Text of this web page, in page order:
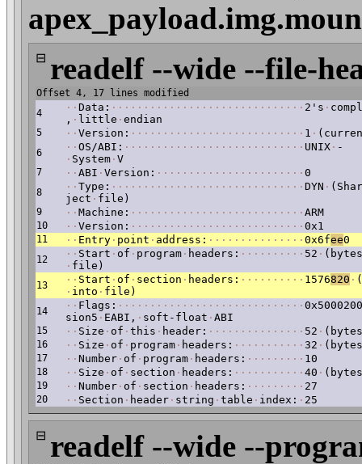
⊟ readelf --wide --file-
Offset 4, 17 lines modified
4
· · Data: · · · · · · · · · · · · · · · · · · · · · · · · · · · · · · 2's ·
, · little · endian
5 · · Version: · · · · · · · · · · · · · · · · · · · · · · · · · · · 1 ·
6 · · OS/ABI: · · · · · · · · · · · · · · · · · · · · · · · · · · · · UNIX · -
· System · V
7 · · ABI · Version: · · · · · · · · · · · · · · · · · · · · · · · 0
8 · · Type: · · · · · · · · · · · · · · · · · · · · · · · · · · · · · · DYN ·
ject · file)
9 · · Machine: · · · · · · · · · · · · · · · · · · · · · · · · · · · ARM
10 · · Version: · · · · · · · · · · · · · · · · · · · · · · · · · · · 0x1
11 · · Entry · point · address: · · · · · · · · · · · · · · · 0x6fee0
12 · · Start · of · program · headers: · · · · · · · · · · 52 · (bytes
· file)
13 · · Start · of · section · headers: · · · · · · · · · · 1576820 ·
· into · file)
14 · · Flags: · · · · · · · · · · · · · · · · · · · · · · · · · · · · ·
sion5 · EABI, · soft-float · ABI
15 · · Size · of · this · header: · · · · · · · · · · · · · · · 52 ·
16 · · Size · of · program · headers: · · · · · · · · · · · 32 ·
17 · · Number · of · program · headers: · · · · · · · · · 10
18 · · Size · of · section · headers: · · · · · · · · · · · 40 ·
19 · · Number · of · section · headers: · · · · · · · · · 27
20 · · Section · header · string · table · index: · 25
⊟ readelf --wide --